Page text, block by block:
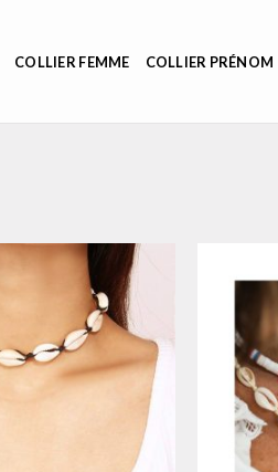
COLLIER FEMME COLLIER PRÉNOM